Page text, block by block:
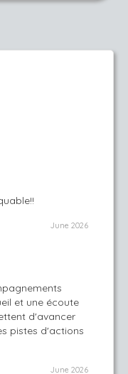
June 2026
et une écoute
d'avancer
pistes d'actions
June 2026